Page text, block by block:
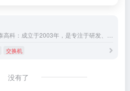
交换机
没有了